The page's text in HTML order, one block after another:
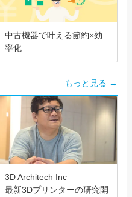
中古機器で叶える節約×効
率化
もっと見る →
3D Architech Inc
最新3Dプリンターの研究開